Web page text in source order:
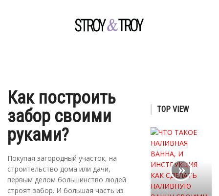
Как построить
забор своими
руками?
Покупая загородный участок, на
строительство дома или дачи,
первым делом большинство людей
строят забор. И большая часть из
TOP VIEW